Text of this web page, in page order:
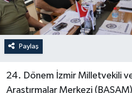
Paylaş
24. Dönem İzmir Milletvekili
Araştırmalar Merkezi (BASAM)